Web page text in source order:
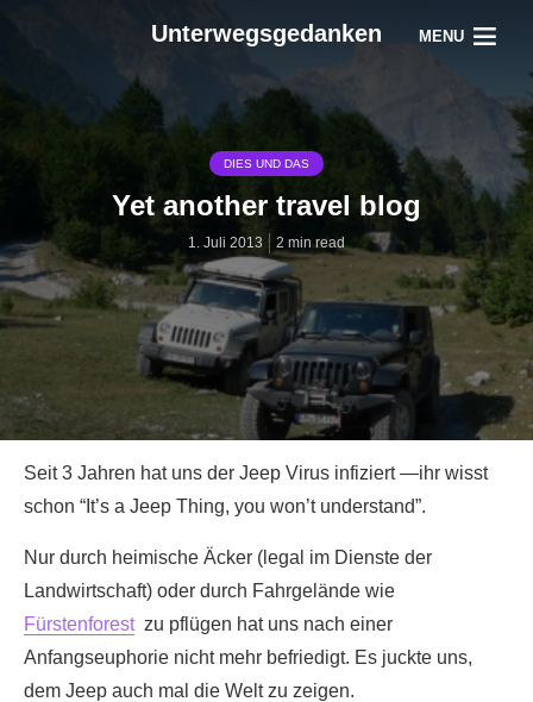
Unterwegsgedanken MENU
DIES UND DAS
Yet another travel blog
1. Juli 2013 2 min read
Seit 3 Jahren hat uns der Jeep Virus infiziert —ihr wisst
schon “It’s a Jeep Thing, you won’t understand”.
Nur durch heimische Äcker (legal im Dienste der
Landwirtschaft) oder durch Fahrgelände wie
Fürstenforestzu pflügen hat uns nach einer
Anfangseuphorie nicht mehr befriedigt. Es juckte uns,
dem Jeep auch mal die Welt zu zeigen.